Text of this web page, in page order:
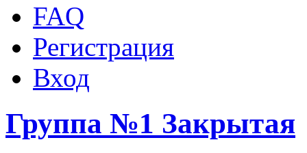
FAQ
Регистрация
Вход
Группа №1 Закрытая